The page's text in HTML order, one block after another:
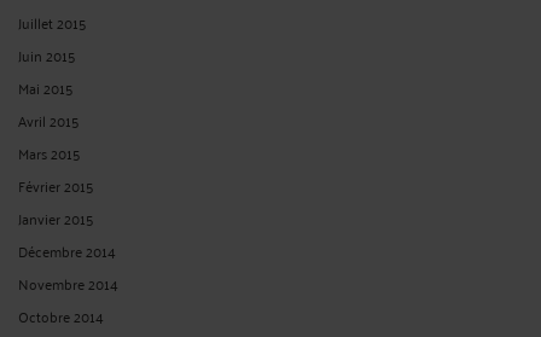
ARCHIVES
Août 2026
Juillet 2026
Juin 2026
Mai 2026
Avril 2026
Mars 2026